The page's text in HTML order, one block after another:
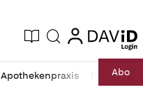
Ausgabe
Suche login
login
Apothekenpraxis RechtAbo